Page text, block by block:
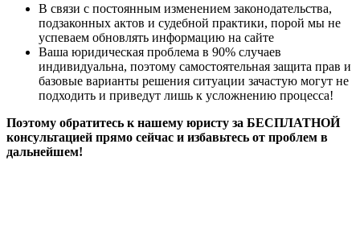
В связи с постоянным изменением законодательства,
подзаконных актов и судебной практики, порой мы не
успеваем обновлять информацию на сайте
Ваша юридическая проблема в 90% случаев
индивидуальна, поэтому самостоятельная защита прав и
базовые варианты решения ситуации зачастую могут не
подходить и приведут лишь к усложнению процесса!
Поэтому обратитесь к нашему юристу за БЕСПЛАТНОЙ
консультацией прямо сейчас и избавьтесь от проблем в
дальнейшем!